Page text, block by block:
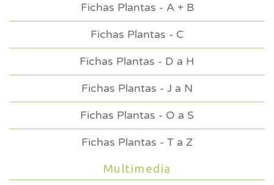
Fichas Plantas - A + B
Fichas Plantas - C
Fichas Plantas - D a H
Fichas Plantas - J a N
Fichas Plantas - O a S
Fichas Plantas - T a Z
Multimedia